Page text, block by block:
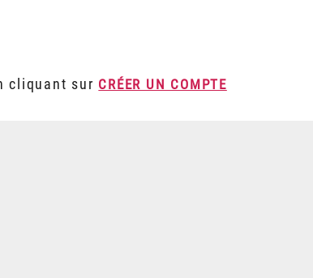
cliquant sur CRÉER UN COMPTE